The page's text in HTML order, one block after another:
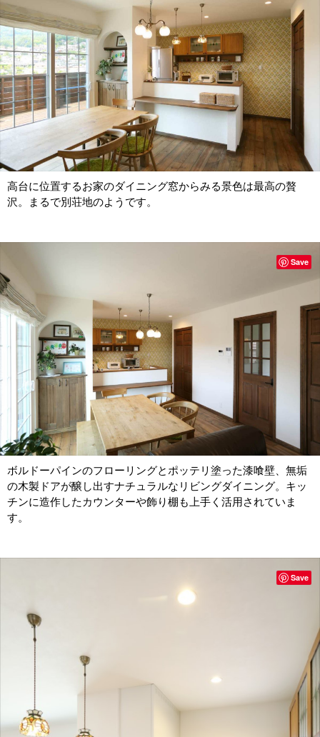
高台に位置するお家のダイニング窓からみる景色は最高の贅
沢。まるで別荘地のようです。
ボルドーパインのフローリングとポッテリ塗った漆喰壁、無垢
の木製ドアが醸し出すナチュラルなリビングダイニング。キッ
チンに造作したカウンターや飾り棚も上手く活用されていま
す。
Save
Save